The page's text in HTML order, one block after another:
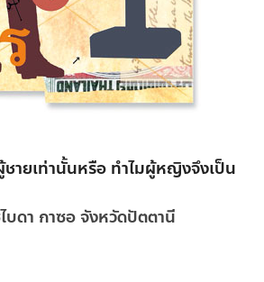
ายเท่านั้นหรือ ทำไมผู้หญิงจึงเป็น
บดา กาซอ จังหวัดปัตตานี